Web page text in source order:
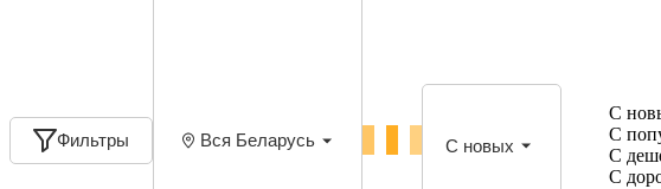
Фильтры Вся Беларусь С новых
С
С
С
С